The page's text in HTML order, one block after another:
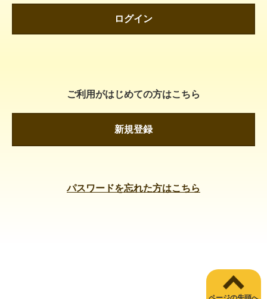
ログイン
ご利用がはじめての方はこちら
新規登録
パスワードを忘れた方はこちら